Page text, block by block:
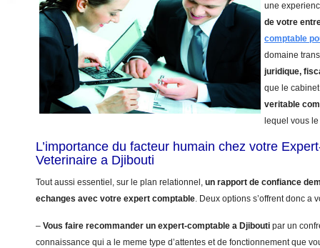
une
de votre
comptable
domaine
juridique,
que le
veritable
lequel vous
L’importance du facteur humain chez votre
Veterinaire a Djibouti
Tout aussi essentiel, sur le plan relationnel, un rapport de confiance
echanges avec votre expert comptable. Deux options s’offrent donc a
– Vous faire recommander un expert-comptable a Djibouti par un
connaissance qui a le meme type d’attentes et de fonctionnement que